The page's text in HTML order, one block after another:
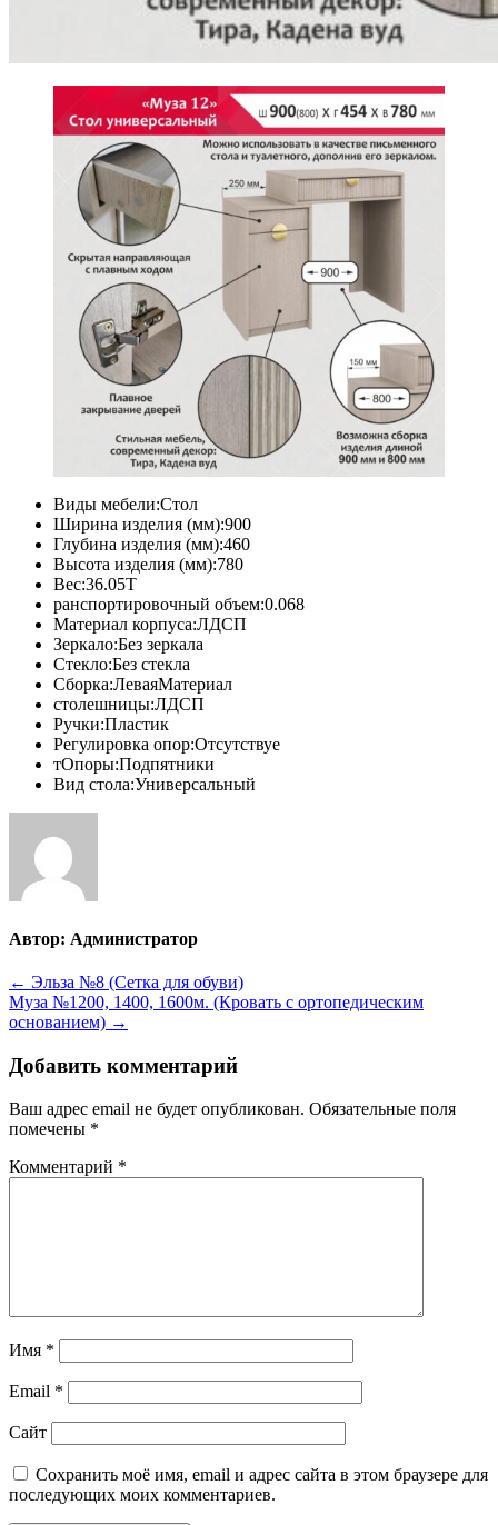
Виды мебели:Стол
Ширина изделия (мм):900
Глубина изделия (мм):460
Высота изделия (мм):780
Вес:36.05Т
ранспортировочный объем:0.068
Материал корпуса:ЛДСП
Зеркало:Без зеркала
Стекло:Без стекла
Сборка:ЛеваяМатериал
столешницы:ЛДСП
Ручки:Пластик
Регулировка опор:Отсутствуе
тОпоры:Подпятники
Вид стола:Универсальный
Автор: Администратор
Навигация
по
← Эльза №8 (Сетка для обуви)
Муза №1200, 1400, 1600м. (Кровать с ортопедическим
основанием) →
Добавить комментарий
Ваш адрес email не будет опубликован. Обязательные поля
помечены *
Комментарий *
Имя *
Email *
Сайт
Сохранить моё имя, email и адрес сайта в этом браузере для
последующих моих комментариев.